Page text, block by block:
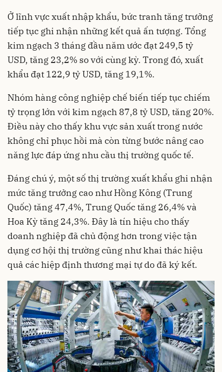
Ở lĩnh vực xuất nhập khẩu, bức tranh tăng trưởng
tiếp tục ghi nhận những kết quả ấn tượng. Tổng
kim ngạch 3 tháng đầu năm ước đạt 249,5 tỷ
USD, tăng 23,2% so với cùng kỳ. Trong đó, xuất
khẩu đạt 122,9 tỷ USD, tăng 19,1%.
Nhóm hàng công nghiệp chế biến tiếp tục chiếm
tỷ trọng lớn với kim ngạch 87,8 tỷ USD, tăng 20%.
Điều này cho thấy khu vực sản xuất trong nước
không chỉ phục hồi mà còn từng bước nâng cao
năng lực đáp ứng nhu cầu thị trường quốc tế.
Đáng chú ý, một số thị trường xuất khẩu ghi nhận
mức tăng trưởng cao như Hồng Kông (Trung
Quốc) tăng 47,4%, Trung Quốc tăng 26,4% và
Hoa Kỳ tăng 24,3%. Đây là tín hiệu cho thấy
doanh nghiệp đã chủ động hơn trong việc tận
dụng cơ hội thị trường cũng như khai thác hiệu
quả các hiệp định thương mại tự do đã ký kết.